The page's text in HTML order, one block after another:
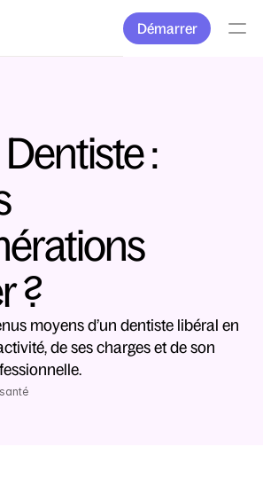
Démarrer
:
?
moyens d’un dentiste libéral en
de ses charges et de son